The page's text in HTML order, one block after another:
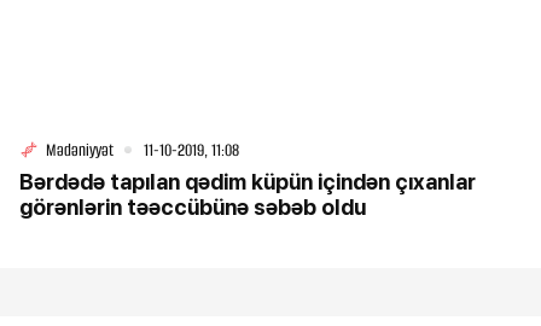
Mədəniyyət 11-10-2019, 11:08
Bərdədə tapılan qədim küpün içindən çıxanlar
görənlərin təəccübünə səbəb oldu